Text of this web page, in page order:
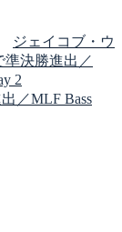
ジェイコブ・ウ
準決勝進出／
2
／MLF Bass